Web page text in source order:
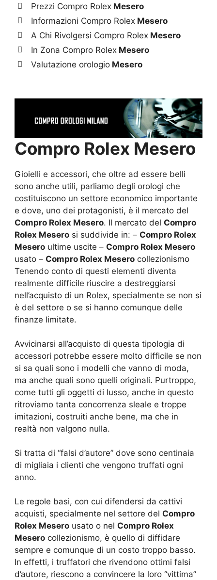
Prezzi Compro Rolex Mesero
Informazioni Compro Rolex Mesero
A Chi Rivolgersi Compro Rolex Mesero
In Zona Compro Rolex Mesero
Valutazione orologio Mesero
Compro Rolex Mesero
Gioielli e accessori, che oltre ad essere belli
sono anche utili, parliamo degli orologi che
costituiscono un settore economico importante
e dove, uno dei protagonisti, è il mercato del
Compro Rolex Mesero. Il mercato del Compro
Rolex Mesero si suddivide in: – Compro Rolex
Mesero ultime uscite – Compro Rolex Mesero
usato – Compro Rolex Mesero collezionismo
Tenendo conto di questi elementi diventa
realmente difficile riuscire a destreggiarsi
nell’acquisto di un Rolex, specialmente se non si
è del settore o se si hanno comunque delle
finanze limitate.
Avvicinarsi all’acquisto di questa tipologia di
accessori potrebbe essere molto difficile se non
si sa quali sono i modelli che vanno di moda,
ma anche quali sono quelli originali. Purtroppo,
come tutti gli oggetti di lusso, anche in questo
ritroviamo tanta concorrenza sleale e troppe
imitazioni, costruiti anche bene, ma che in
realtà non valgono nulla.
Si tratta di “falsi d’autore” dove sono centinaia
di migliaia i clienti che vengono truffati ogni
anno.
Le regole basi, con cui difendersi da cattivi
acquisti, specialmente nel settore del Compro
Rolex Mesero usato o nel Compro Rolex
Mesero collezionismo, è quello di diffidare
sempre e comunque di un costo troppo basso.
In effetti, i truffatori che rivendono ottimi falsi
d’autore, riescono a convincere la loro “vittima”